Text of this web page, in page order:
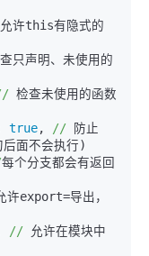
许this有隐式的
只声明、未使用的
检查未使用的函数
true, // 防止
后面不会执行)
每个分支都会有返回
许export=导出，
// 允许在模块中